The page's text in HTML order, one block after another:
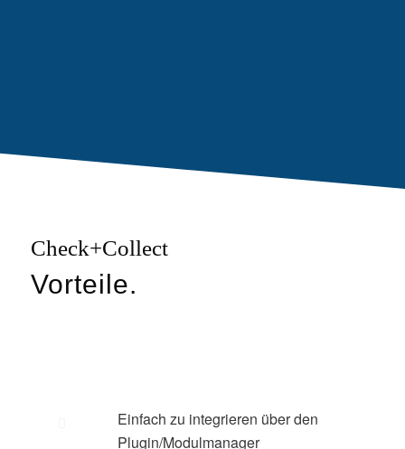
Check+Collect
Vorteile.
Einfach zu integrieren über den
Plugin/Modulmanager